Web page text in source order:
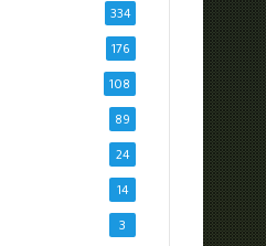
334
176
108
89
24
14
3